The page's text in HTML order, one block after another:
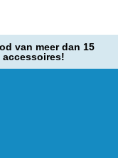
van meer dan 15